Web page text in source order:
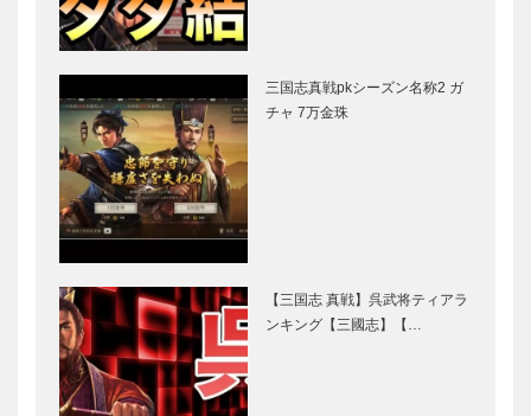
三国志真戦pkシーズン名称2 ガ
チャ 7万金珠
【三国志 真戦】呉武将ティアラ
ンキング【三國志】【…